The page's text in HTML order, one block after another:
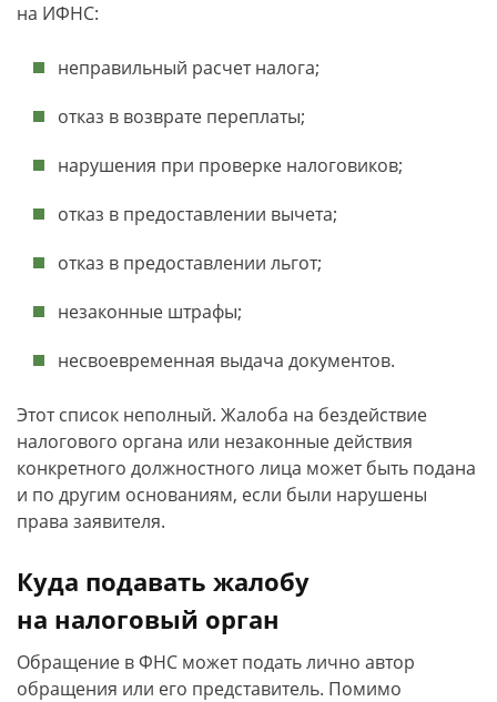
на ИФНС:
неправильный расчет налога;
отказ в возврате переплаты;
нарушения при проверке налоговиков;
отказ в предоставлении вычета;
отказ в предоставлении льгот;
незаконные штрафы;
несвоевременная выдача документов.
Этот список неполный. Жалоба на бездействие
налогового органа или незаконные действия
конкретного должностного лица может быть подана
и по другим основаниям, если были нарушены
права заявителя.
Куда подавать жалобу
на налоговый орган
Обращение в ФНС может подать лично автор
обращения или его представитель. Помимо